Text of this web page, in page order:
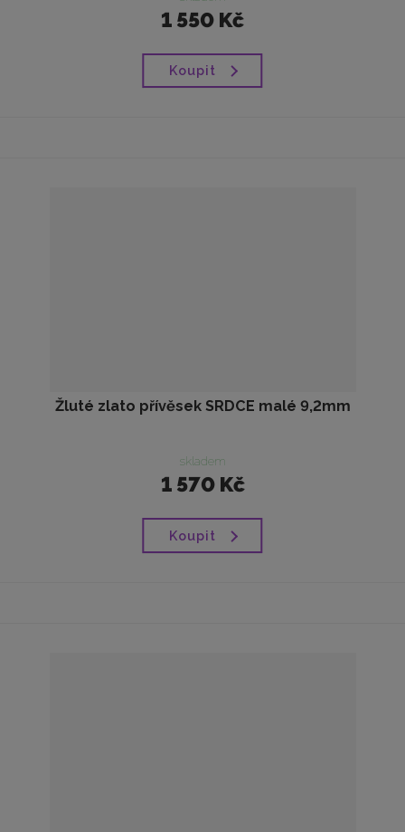
1 550 Kč
Koupit
Žluté zlato přívěsek SRDCE malé 9,2mm
skladem
1 570 Kč
Koupit